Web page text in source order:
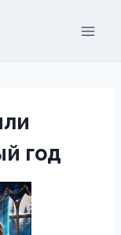
год